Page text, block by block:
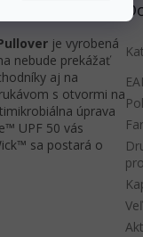
je vyrobená
nebude prekážať
aj na
s otvormi na
úprava
UPF 50 vás
sa postará o